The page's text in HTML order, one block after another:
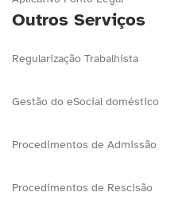
Outros Serviços
Regularização Trabalhista
Gestão do eSocial doméstico
Procedimentos de Admissão
Procedimentos de Rescisão